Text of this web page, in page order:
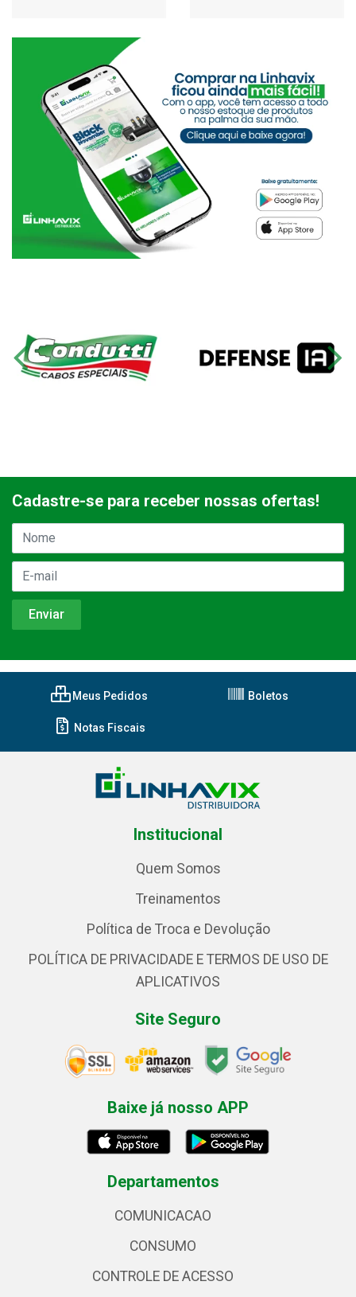
Cadastre-se para receber nossas ofertas!
Meus Pedidos Boletos
Notas Fiscais
Institucional
Quem Somos
Treinamentos
Política de Troca e Devolução
POLÍTICA DE PRIVACIDADE E TERMOS DE USO DE
APLICATIVOS
Site Seguro
Baixe já nosso APP
Departamentos
COMUNICACAO
CONSUMO
CONTROLE DE ACESSO